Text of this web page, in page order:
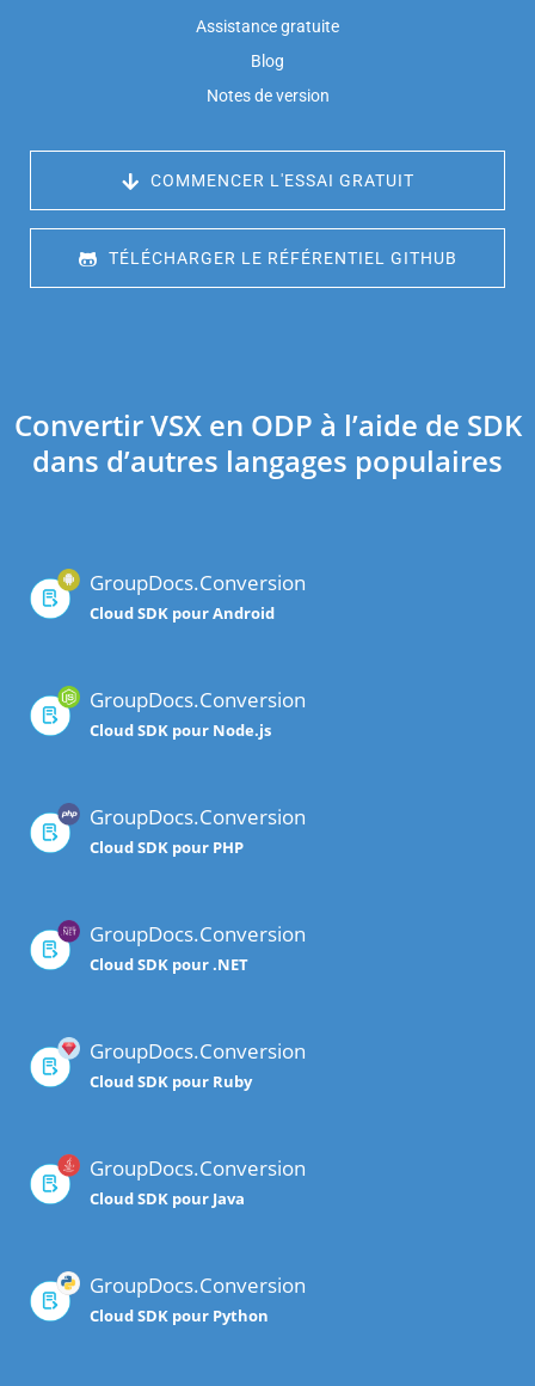
Assistance gratuite
Blog
Notes de version
COMMENCER L'ESSAI GRATUIT
TÉLÉCHARGER LE RÉFÉRENTIEL GITHUB
Convertir VSX en ODP à l’aide de SDK
dans d’autres langages populaires
GroupDocs.Conversion
Cloud SDK pour Android
GroupDocs.Conversion
Cloud SDK pour Node.js
GroupDocs.Conversion
Cloud SDK pour PHP
GroupDocs.Conversion
Cloud SDK pour .NET
GroupDocs.Conversion
Cloud SDK pour Ruby
GroupDocs.Conversion
Cloud SDK pour Java
GroupDocs.Conversion
Cloud SDK pour Python